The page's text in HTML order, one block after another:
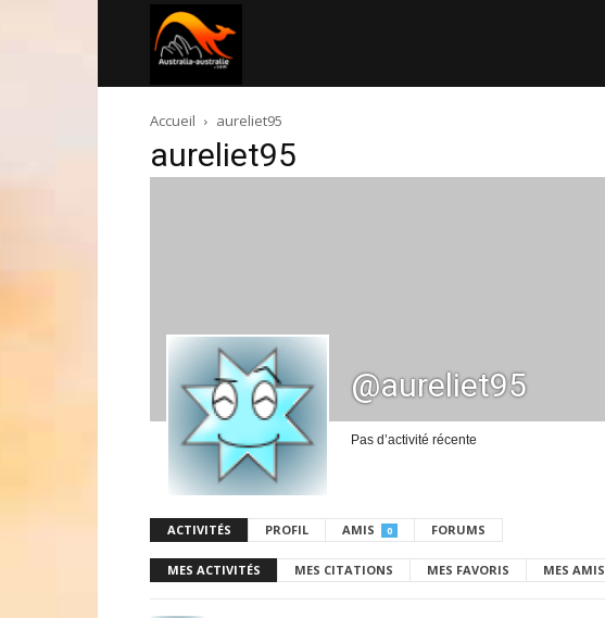
australie.com
Accueil aureliet95
aureliet95
@aureliet95
Pas d’activité récente
ACTIVITÉS PROFIL AMIS 0 FORUMS
MES ACTIVITÉS MES CITATIONS MES FAVORIS MES AMIS